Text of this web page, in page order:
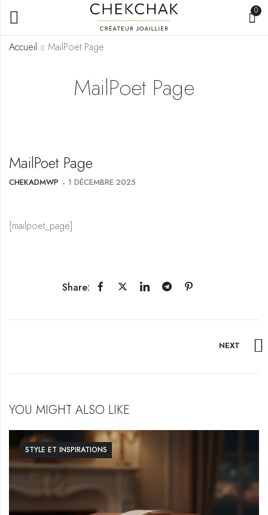
0
MailPoet Page
Accueil MailPoet Page
MailPoet Page
CHEKADMWP 1 DÉCEMBRE 2025
[mailpoet_page]
Share:
NEXT
YOU MIGHT ALSO LIKE
STYLE ET INSPIRATIONS